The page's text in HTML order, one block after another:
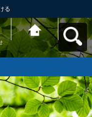
る
あだち協働パートナ
ーサイトへ戻る